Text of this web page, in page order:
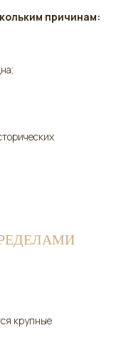
причинам:
крупные